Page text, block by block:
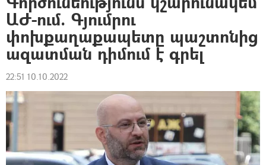
ԱԺ-ում. Գյումրու
փոխքաղաքապետը պաշտոնից
ազատման դիմում է գրել
22:51 10.10.2022